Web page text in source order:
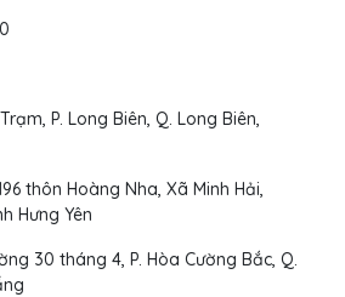
P. Long Biên, Q. Long Biên,
thôn Hoàng Nha, Xã Minh Hải,
Hưng Yên
30 tháng 4, P. Hòa Cường Bắc, Q.